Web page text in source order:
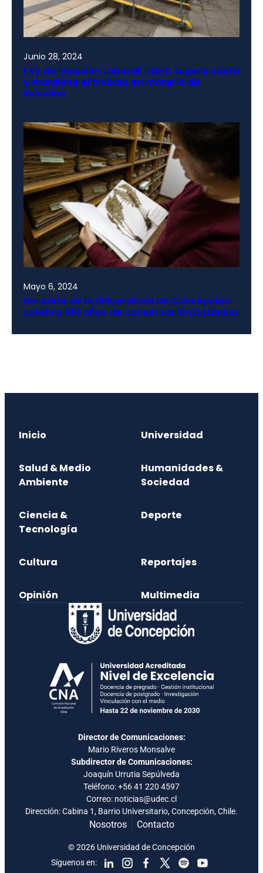
Junio 28, 2024
Ley de Inclusión Laboral: UdeC supera cuota
y mantiene el trabajo en materia de
inclusión
Mayo 6, 2024
Herbario de la Universidad de Concepción
celebra 100 años de conservación botánica
Inicio Universidad
Salud & Medio
Ambiente
Humanidades &
Sociedad
Ciencia &
Tecnología
Deporte
Cultura Reportajes
Opinión Multimedia
Director de Comunicaciones:
Mario Riveros Monsalve
Subdirector de Comunicaciones:
Joaquín Urrutia Sepúlveda
Teléfono:+56 41 220 4597
Correo: noticias@udec.cl
Dirección: Cabina 1, Barrio Universitario, Concepción, Chile.
Nosotros Contacto
Síguenos en:
© 2026 Universidad de Concepción